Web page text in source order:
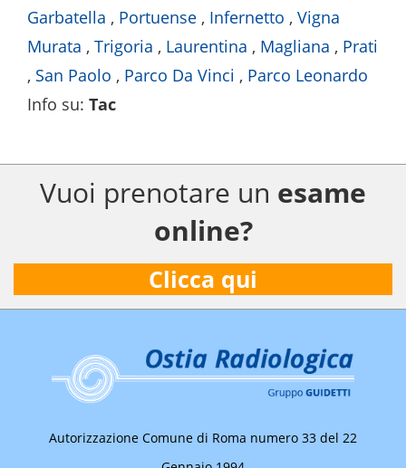
Garbatella , Portuense , Infernetto , Vigna
Murata , Trigoria , Laurentina , Magliana , Prati
, San Paolo , Parco Da Vinci , Parco Leonardo
Info su: Tac
Vuoi prenotare un esame
online?
Clicca qui
Autorizzazione Comune di Roma numero 33 del 22